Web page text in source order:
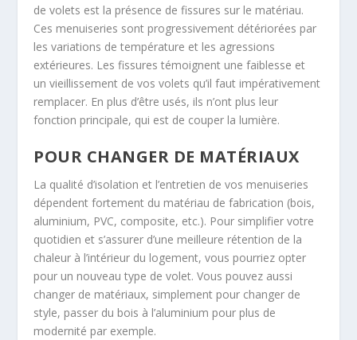
de volets est la présence de fissures sur le matériau.
Ces menuiseries sont progressivement détériorées par
les variations de température et les agressions
extérieures. Les fissures témoignent une faiblesse et
un vieillissement de vos volets qu’il faut impérativement
remplacer. En plus d’être usés, ils n’ont plus leur
fonction principale, qui est de couper la lumière.
POUR CHANGER DE MATÉRIAUX
La qualité d’isolation et l’entretien de vos menuiseries
dépendent fortement du matériau de fabrication (bois,
aluminium, PVC, composite, etc.). Pour simplifier votre
quotidien et s’assurer d’une meilleure rétention de la
chaleur à l’intérieur du logement, vous pourriez opter
pour un nouveau type de volet. Vous pouvez aussi
changer de matériaux, simplement pour changer de
style, passer du bois à l’aluminium pour plus de
modernité par exemple.